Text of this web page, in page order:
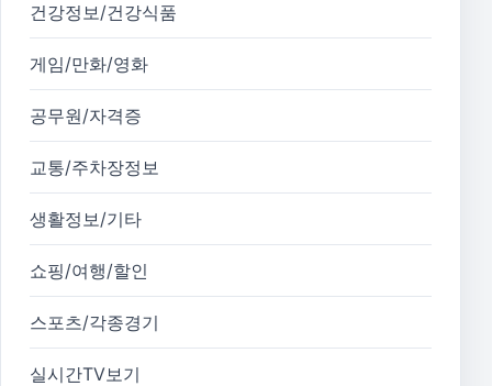
건강정보/건강식품
게임/만화/영화
공무원/자격증
교통/주차장정보
생활정보/기타
쇼핑/여행/할인
스포츠/각종경기
실시간TV보기